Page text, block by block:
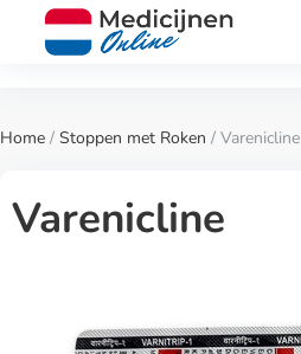
Home / Stoppen met Roken / Varenicline
Varenicline